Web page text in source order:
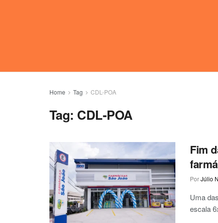
Home Tag CDL-POA
Tag: CDL-POA
Fim
PorJúlio
Uma
escala